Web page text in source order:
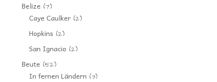
Belize (7)
Caye Caulker(2)
Hopkins (2)
San Ignacio (2)
Beute (52)
In fernen Ländern (3)